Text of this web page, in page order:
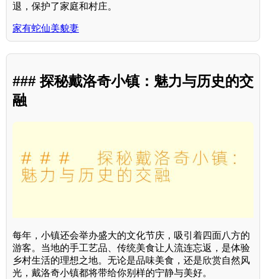
退，保护了家庭和村庄。
家有蛇仙美貌妻
### 探秘戴洛奇小镇：魅力与历史的交
融
每年，小镇还会举办盛大的文化节庆，吸引着四面八方的
游客。当地的手工艺品、传统美食让人流连忘返，是体验
乡村生活的理想之地。无论是品味美食，还是欣赏自然风
光，戴洛奇小镇都将带给你别样的宁静与美好。